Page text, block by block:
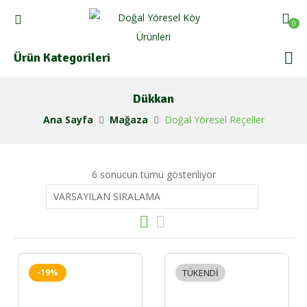
0
Ürün Kategorileri
Dükkan
Ana Sayfa Mağaza Doğal Yöresel Reçeller
6 sonucun tümü gösteriliyor
-19% TÜKENDI